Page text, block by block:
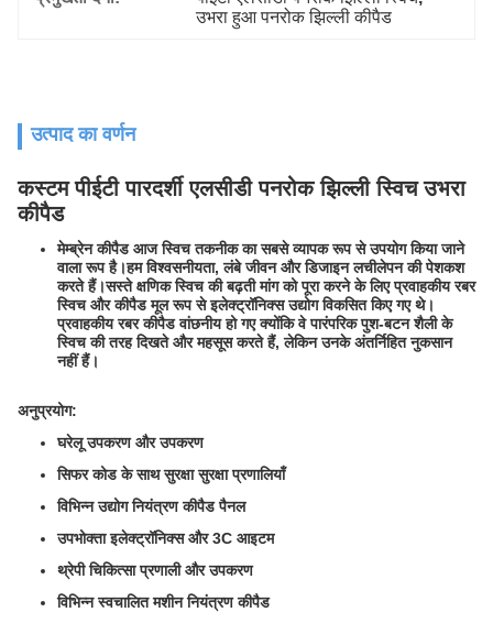
उभरा हुआ पनरोक झिल्ली कीपैड
उत्पाद का वर्णन
कस्टम पीईटी पारदर्शी एलसीडी पनरोक झिल्ली स्विच उभरा
कीपैड
मेम्ब्रेन कीपैड आज स्विच तकनीक का सबसे व्यापक रूप से उपयोग किया जाने
वाला रूप है।हम विश्वसनीयता, लंबे जीवन और डिजाइन लचीलेपन की पेशकश
करते हैं।सस्ते क्षणिक स्विच की बढ़ती मांग को पूरा करने के लिए प्रवाहकीय रबर
स्विच और कीपैड मूल रूप से इलेक्ट्रॉनिक्स उद्योग विकसित किए गए थे।
प्रवाहकीय रबर कीपैड वांछनीय हो गए क्योंकि वे पारंपरिक पुश-बटन शैली के
स्विच की तरह दिखते और महसूस करते हैं, लेकिन उनके अंतर्निहित नुकसान
नहीं हैं।
अनुप्रयोग:
घरेलू उपकरण और उपकरण
सिफर कोड के साथ सुरक्षा सुरक्षा प्रणालियाँ
विभिन्न उद्योग नियंत्रण कीपैड पैनल
उपभोक्ता इलेक्ट्रॉनिक्स और 3C आइटम
थ्रेपी चिकित्सा प्रणाली और उपकरण
विभिन्न स्वचालित मशीन नियंत्रण कीपैड